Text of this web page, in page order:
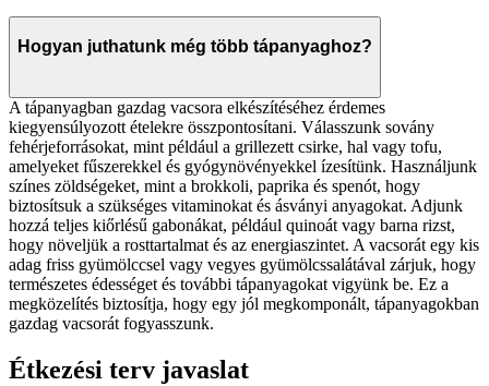
Hogyan juthatunk még több tápanyaghoz?
A tápanyagban gazdag vacsora elkészítéséhez érdemes
kiegyensúlyozott ételekre összpontosítani. Válasszunk sovány
fehérjeforrásokat, mint például a grillezett csirke, hal vagy tofu,
amelyeket fűszerekkel és gyógynövényekkel ízesítünk. Használjunk
színes zöldségeket, mint a brokkoli, paprika és spenót, hogy
biztosítsuk a szükséges vitaminokat és ásványi anyagokat. Adjunk
hozzá teljes kiőrlésű gabonákat, például quinoát vagy barna rizst,
hogy növeljük a rosttartalmat és az energiaszintet. A vacsorát egy kis
adag friss gyümölccsel vagy vegyes gyümölcssalátával zárjuk, hogy
természetes édességet és további tápanyagokat vigyünk be. Ez a
megközelítés biztosítja, hogy egy jól megkomponált, tápanyagokban
gazdag vacsorát fogyasszunk.
Étkezési terv javaslat